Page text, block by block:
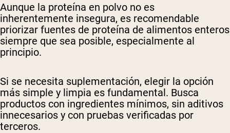
Aunque la proteína en polvo no es
inherentemente insegura, es recomendable
priorizar fuentes de proteína de alimentos enteros
siempre que sea posible, especialmente al
principio.
Si se necesita suplementación, elegir la opción
más simple y limpia es fundamental. Busca
productos con ingredientes mínimos, sin aditivos
innecesarios y con pruebas verificadas por
terceros.